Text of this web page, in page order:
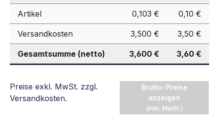
Artikel 0,103 € 0,10 €
Versandkosten 3,500 € 3,50 €
Gesamtsumme (netto) 3,600 € 3,60 €
Preise exkl. MwSt. zzgl.
Versandkosten.
Brutto-Preise
anzeigen
(inkl. MwSt.)